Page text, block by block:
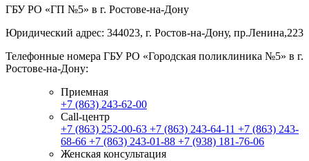
ГБУ РО «ГП №5» в г. Ростове-на-Дону
Юридический адрес: 344023, г. Ростов-на-Дону, пр.Ленина,223
Телефонные номера ГБУ РО «Городская поликлиника №5» в г.
Ростове-на-Дону:
Приемная
+7 (863) 243-62-00
Call-центр
+7 (863) 252-00-63 +7 (863) 243-64-11 +7 (863) 243-
68-66 +7 (863) 243-01-88 +7 (938) 181-76-06
Женская консультация